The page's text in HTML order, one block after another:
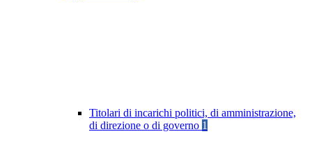
Titolari di incarichi politici, di amministrazione,
di direzione o di governo 1